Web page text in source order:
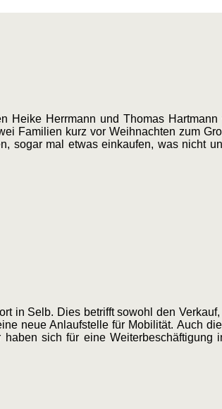
Heike Herrmann und Thomas
Familien kurz vor Weihnachten zum
sogar mal etwas einkaufen, was nicht
in Selb. Dies betrifft sowohl den
neue Anlaufstelle für Mobilität. Auch
sich für eine Weiterbeschäftigung